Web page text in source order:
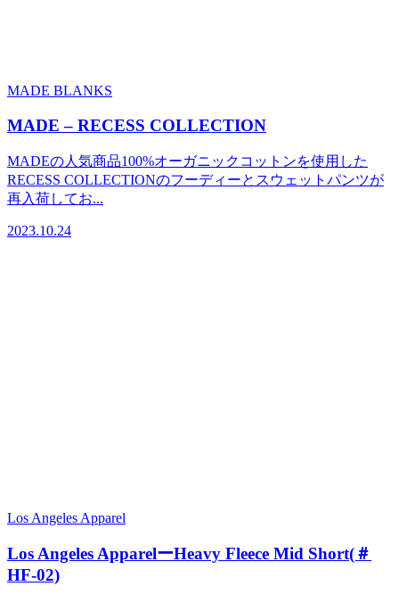
MADE BLANKS
MADE – RECESS COLLECTION
MADEの人気商品100%オーガニックコットンを使用した
RECESS COLLECTIONのフーディーとスウェットパンツが
再入荷してお...
2023.10.24
Los Angeles Apparel
Los Angeles ApparelーHeavy Fleece Mid Short(＃
HF-02)